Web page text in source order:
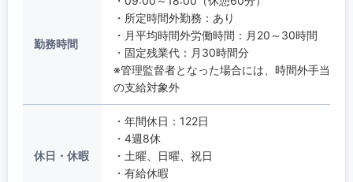
勤務時間
・所定時間外勤務：あり
・月平均時間外労働時間：月20～30時間
・固定残業代：月30時間分
※管理監督者となった場合には、時間外手当
の支給対象外
休日・休暇
・年間休日：122日
・4週8休
・土曜、日曜、祝日
・有給休暇